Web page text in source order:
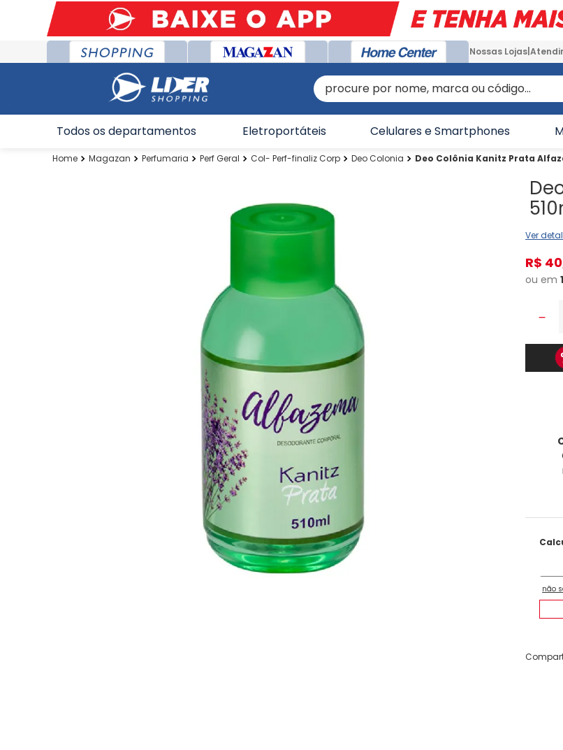
Nossas Lojas
procure por nome, marca ou código...
Todos os departamentos Eletroportáteis Celulares e Smartphones
Magazan Perfumaria Perf Geral Col- Perf-finaliz Corp Deo Colonia Deo Colônia Kanitz Prata
Ver
R$ 40
ou em
－